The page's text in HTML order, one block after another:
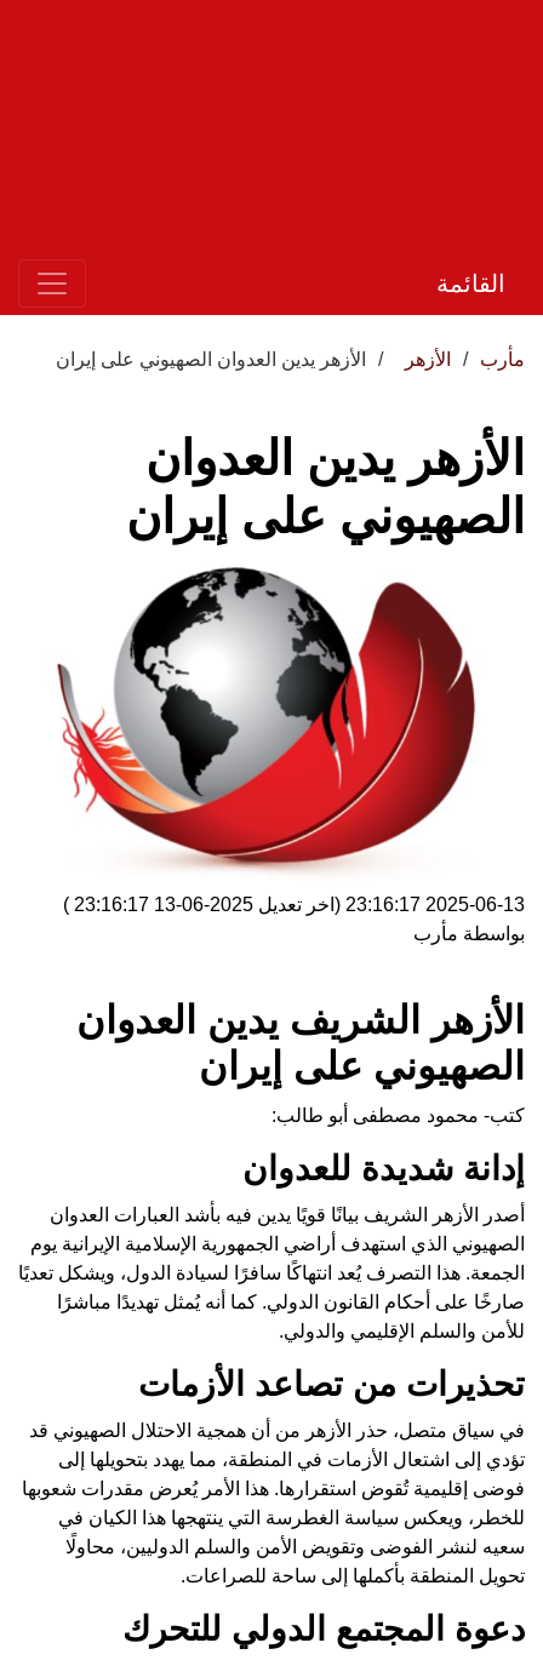
القائمة
مأرب الأزهر الأزهر يدين العدوان الصهيوني على إيران
الأزهر يدين العدوان
الصهيوني على إيران
2025-06-13 23:16:17 (اخر تعديل 2025-06-13 23:16:17
)
بواسطة مأرب
الأزهر الشريف يدين العدوان
الصهيوني على إيران
كتب- محمود مصطفى أبو طالب:
إدانة شديدة للعدوان
أصدر الأزهر الشريف بيانًا قويًا يدين فيه بأشد العبارات العدوان
الصهيوني الذي استهدف أراضي الجمهورية الإسلامية الإيرانية يوم
الجمعة. هذا التصرف يُعد انتهاكًا سافرًا لسيادة الدول، ويشكل تعديًا
صارخًا على أحكام القانون الدولي. كما أنه يُمثل تهديدًا مباشرًا
للأمن والسلم الإقليمي والدولي.
تحذيرات من تصاعد الأزمات
في سياق متصل، حذر الأزهر من أن همجية الاحتلال الصهيوني قد
تؤدي إلى اشتعال الأزمات في المنطقة، مما يهدد بتحويلها إلى
فوضى إقليمية تُقوض استقرارها. هذا الأمر يُعرض مقدرات شعوبها
للخطر، ويعكس سياسة الغطرسة التي ينتهجها هذا الكيان في
سعيه لنشر الفوضى وتقويض الأمن والسلم الدوليين، محاولًا
تحويل المنطقة بأكملها إلى ساحة للصراعات.
دعوة المجتمع الدولي للتحرك